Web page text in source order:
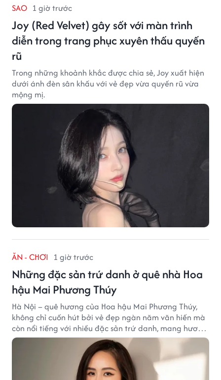
SAO 1 giờ trước
Joy (Red Velvet) gây sốt với màn trình
diễn trong trang phục xuyên thấu quyến
rũ
Trong những khoảnh khắc được chia sẻ, Joy xuất hiện
dưới ánh đèn sân khấu với vẻ đẹp vừa quyến rũ vừa
mộng mị.
ĂN - CHƠI 1 giờ trước
Những đặc sản trứ danh ở quê nhà Hoa
hậu Mai Phương Thúy
Hà Nội – quê hương của Hoa hậu Mai Phương Thúy,
không chỉ cuốn hút bởi vẻ đẹp ngàn năm văn hiến mà
còn nổi tiếng với nhiều đặc sản trứ danh, mang hương
vị tinh tế và đậm đà bản sắc đất kinh kỳ.